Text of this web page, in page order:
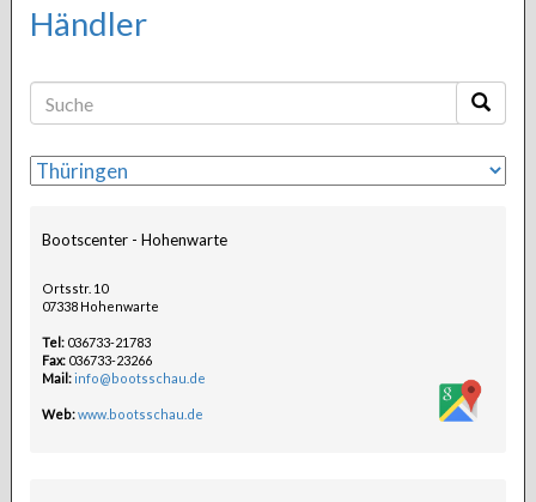
Händler
Bootscenter - Hohenwarte
Ortsstr. 10
07338 Hohenwarte
Tel:036733-21783
Fax:036733-23266
Mail:info@bootsschau.de
Web:www.bootsschau.de